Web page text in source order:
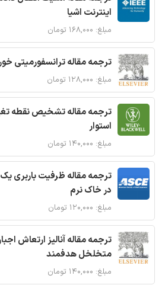
اینترنت اشیا
مبلغ: ۱۶۸,۰۰۰ تومان
ترجمه مقاله ترانسفورمیتی
مبلغ: ۱۲۸,۰۰۰ تومان
ترجمه مقاله تشخیص نقطه
استوار
مبلغ: ۱۴۰,۰۰۰ تومان
ترجمه مقاله ظرفیت باربری
در خاک نرم
مبلغ: ۱۲۰,۰۰۰ تومان
ترجمه مقاله آنالیز ارتعاش
متخلخل هدفمند
مبلغ: ۱۴۰,۰۰۰ تومان